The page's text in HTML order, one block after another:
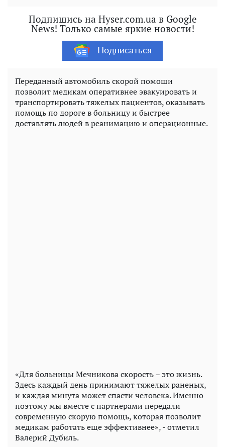
Подпишись на Hyser.com.ua в Google
News! Только самые яркие новости!
Подписаться
Переданный автомобиль скорой помощи
позволит медикам оперативнее эвакуировать и
транспортировать тяжелых пациентов, оказывать
помощь по дороге в больницу и быстрее
доставлять людей в реанимацию и операционные.
«Для больницы Мечникова скорость – это жизнь.
Здесь каждый день принимают тяжелых раненых,
и каждая минута может спасти человека. Именно
поэтому мы вместе с партнерами передали
современную скорую помощь, которая позволит
медикам работать еще эффективнее», - отметил
Валерий Дубиль.